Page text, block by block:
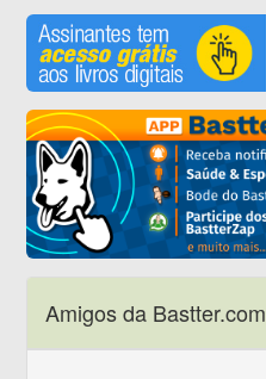
Amigos da Bastter.com